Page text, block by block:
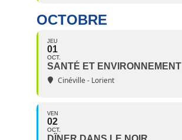
OCTOBRE
JEU
01
OCT.
SANTÉ ET ENVIRONNEMENT
Cinéville - Lorient
VEN
02
OCT.